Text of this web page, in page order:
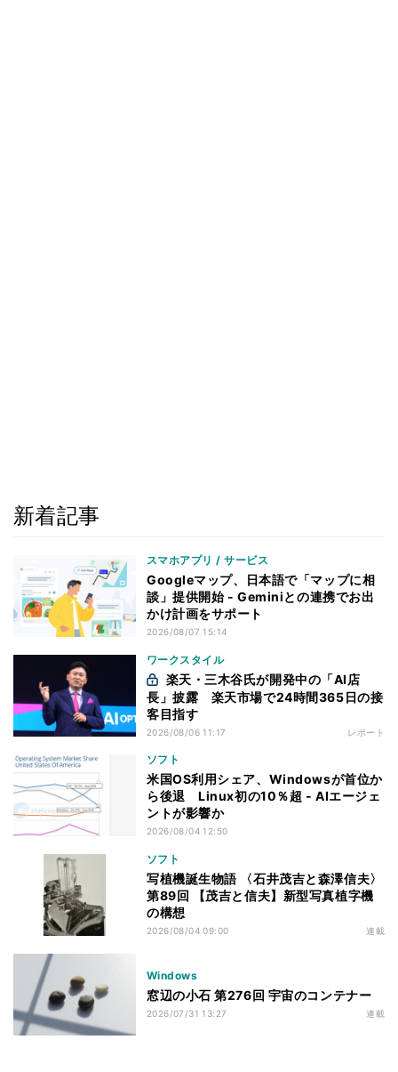
新着記事
スマホアプリ / サービス
Googleマップ、日本語で「マップに相
談」提供開始 - Geminiとの連携でお出
かけ計画をサポート
2026/08/07 15:14
ワークスタイル
長」披露 楽天市場で24時間365日の接
客目指す
2026/08/06 11:17 レポート
ソフト
米国OS利用シェア、Windowsが首位か
ら後退 Linux初の10％超 - AIエージェ
ントが影響か
2026/08/04 12:50
ソフト
写植機誕生物語 〈石井茂吉と森澤信夫〉
第89回 【茂吉と信夫】新型写真植字機
の構想
2026/08/04 09:00 連載
Windows
窓辺の小石 第276回 宇宙のコンテナー
2026/07/31 13:27 連載